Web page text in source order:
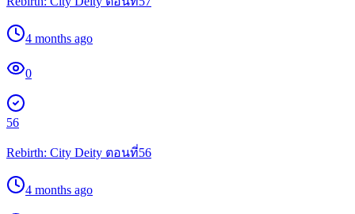
4 months ago
0
56
Rebirth: City Deity ตอนที่56
4 months ago